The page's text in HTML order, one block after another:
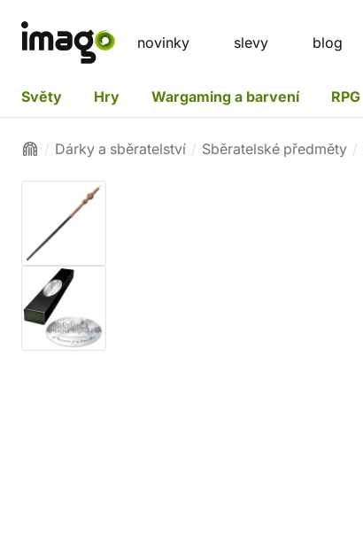
novinky slevy blog
Světy Hry Wargaming a barvení RPG
Dárky a sběratelství Sběratelské předměty